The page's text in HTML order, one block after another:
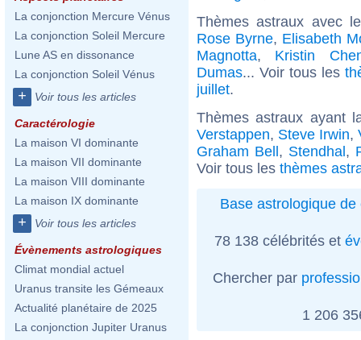
La conjonction Mercure Vénus
La conjonction Soleil Mercure
Lune AS en dissonance
La conjonction Soleil Vénus
+ Voir tous les articles
Caractérologie
La maison VI dominante
La maison VII dominante
La maison VIII dominante
La maison IX dominante
+ Voir tous les articles
Évènements astrologiques
Climat mondial actuel
Uranus transite les Gémeaux
Actualité planétaire de 2025
La conjonction Jupiter Uranus
Thèmes astraux avec
Rose Byrne, Elisabeth
Magnotta, Kristin
Dumas... Voir tous les
juillet.
Thèmes astraux ayant
Verstappen, Steve Irwin,
Graham Bell, Stendhal,
Voir tous les thèmes
Base astrologique de
78 138 célébrités et
Chercher par
1 206